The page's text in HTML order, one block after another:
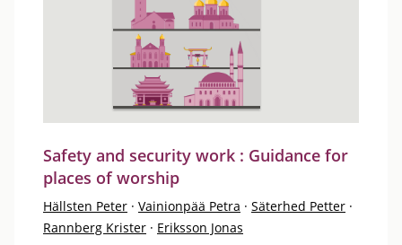
Safety and security work : Guidance for
places of worship
Hällsten Peter · Vainionpää Petra · Säterhed Petter ·
Rannberg Krister · Eriksson Jonas